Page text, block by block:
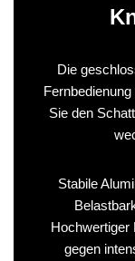
Die
Sie den
Stabile
Hochwertiger
gegen